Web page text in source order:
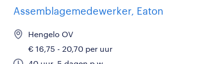
Assemblagemedewerker, Eaton
Hengelo OV
€ 16,75 - 20,70 per uur